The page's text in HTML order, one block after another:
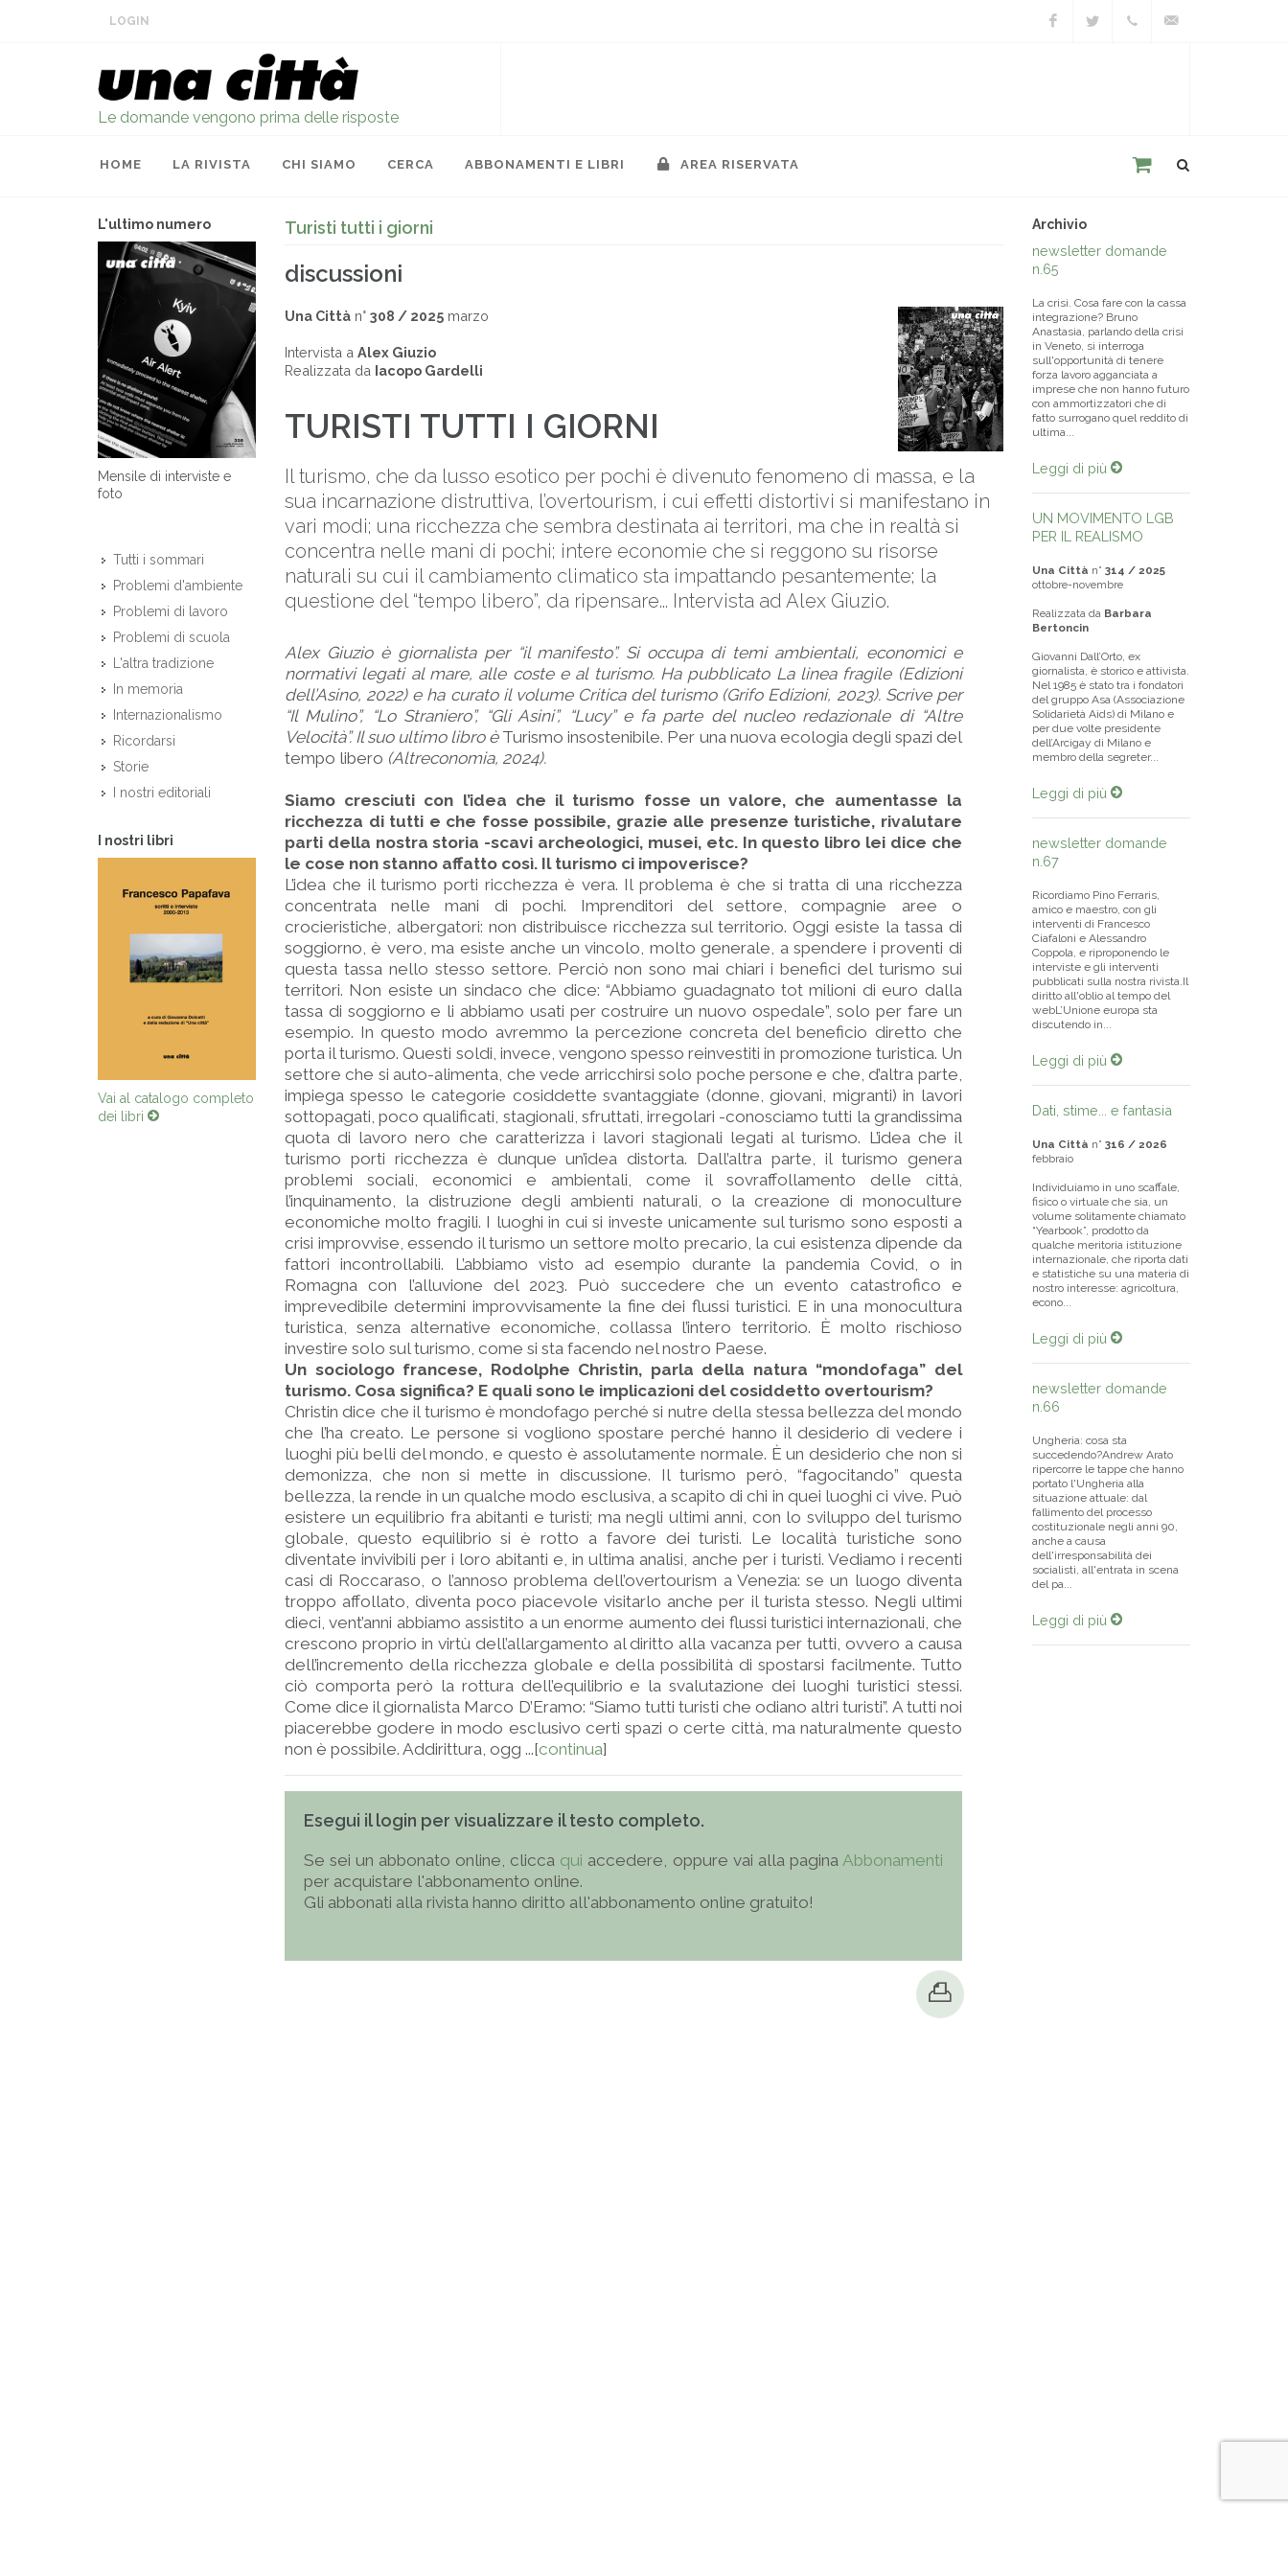
LOGIN
Le domande vengono prima delle risposte
HOME LA RIVISTA CHI SIAMO CERCA ABBONAMENTI E LIBRI AREA RISERVATA
L'ultimo numero
Mensile di interviste e
foto
Tutti i sommari
Problemi d'ambiente
Problemi di lavoro
Problemi di scuola
L'altra tradizione
In memoria
Internazionalismo
Ricordarsi
Storie
I nostri editoriali
I nostri libri
Vai al catalogo completo
dei libri
Turisti tutti i giorni
discussioni
Una Città n° 308 / 2025 marzo
Intervista a Alex Giuzio
Realizzata da Iacopo Gardelli
TURISTI TUTTI I GIORNI
Il turismo, che da lusso esotico per pochi è divenuto fenomeno di massa, e la
sua incarnazione distruttiva, l’overtourism, i cui effetti distortivi si manifestano in
vari modi; una ricchezza che sembra destinata ai territori, ma che in realtà si
concentra nelle mani di pochi; intere economie che si reggono su risorse
naturali su cui il cambiamento climatico sta impattando pesantemente; la
questione del “tempo libero”, da ripensare... Intervista ad Alex Giuzio.
Alex Giuzio è giornalista per “il manifesto”. Si occupa di temi ambientali, economici e
normativi legati al mare, alle coste e al turismo. Ha pubblicato La linea fragile (Edizioni
dell’Asino, 2022) e ha curato il volume Critica del turismo (Grifo Edizioni, 2023). Scrive per
“Il Mulino”, “Lo Straniero”, “Gli Asini”, “Lucy” e fa parte del nucleo redazionale di “Altre
Velocità”. Il suo ultimo libro è Turismo insostenibile. Per una nuova ecologia degli spazi del
tempo libero (Altreconomia, 2024).
Siamo cresciuti con l’idea che il turismo fosse un valore, che aumentasse la
ricchezza di tutti e che fosse possibile, grazie alle presenze turistiche, rivalutare
parti della nostra storia -scavi archeologici, musei, etc. In questo libro lei dice che
le cose non stanno affatto così. Il turismo ci impoverisce?
L’idea che il turismo porti ricchezza è vera. Il problema è che si tratta di una ricchezza
concentrata nelle mani di pochi. Imprenditori del settore, compagnie aree o
crocieristiche, albergatori: non distribuisce ricchezza sul territorio. Oggi esiste la tassa di
soggiorno, è vero, ma esiste anche un vincolo, molto generale, a spendere i proventi di
questa tassa nello stesso settore. Perciò non sono mai chiari i benefici del turismo sui
territori. Non esiste un sindaco che dice: “Abbiamo guadagnato tot milioni di euro dalla
tassa di soggiorno e li abbiamo usati per costruire un nuovo ospedale”, solo per fare un
esempio. In questo modo avremmo la percezione concreta del beneficio diretto che
porta il turismo. Questi soldi, invece, vengono spesso reinvestiti in promozione turistica. Un
settore che si auto-alimenta, che vede arricchirsi solo poche persone e che, d’altra parte,
impiega spesso le categorie cosiddette svantaggiate (donne, giovani, migranti) in lavori
sottopagati, poco qualificati, stagionali, sfruttati, irregolari -conosciamo tutti la grandissima
quota di lavoro nero che caratterizza i lavori stagionali legati al turismo. L’idea che il
turismo porti ricchezza è dunque un’idea distorta. Dall’altra parte, il turismo genera
problemi sociali, economici e ambientali, come il sovraffollamento delle città,
l’inquinamento, la distruzione degli ambienti naturali, o la creazione di monoculture
economiche molto fragili. I luoghi in cui si investe unicamente sul turismo sono esposti a
crisi improvvise, essendo il turismo un settore molto precario, la cui esistenza dipende da
fattori incontrollabili. L’abbiamo visto ad esempio durante la pandemia Covid, o in
Romagna con l’alluvione del 2023. Può succedere che un evento catastrofico e
imprevedibile determini improvvisamente la fine dei flussi turistici. E in una monocultura
turistica, senza alternative economiche, collassa l’intero territorio. È molto rischioso
investire solo sul turismo, come si sta facendo nel nostro Paese.
Un sociologo francese, Rodolphe Christin, parla della natura “mondofaga” del
turismo. Cosa significa? E quali sono le implicazioni del cosiddetto overtourism?
Christin dice che il turismo è mondofago perché si nutre della stessa bellezza del mondo
che l’ha creato. Le persone si vogliono spostare perché hanno il desiderio di vedere i
luoghi più belli del mondo, e questo è assolutamente normale. È un desiderio che non si
demonizza, che non si mette in discussione. Il turismo però, “fagocitando” questa
bellezza, la rende in un qualche modo esclusiva, a scapito di chi in quei luoghi ci vive. Può
esistere un equilibrio fra abitanti e turisti; ma negli ultimi anni, con lo sviluppo del turismo
globale, questo equilibrio si è rotto a favore dei turisti. Le località turistiche sono
diventate invivibili per i loro abitanti e, in ultima analisi, anche per i turisti. Vediamo i recenti
casi di Roccaraso, o l’annoso problema dell’overtourism a Venezia: se un luogo diventa
troppo affollato, diventa poco piacevole visitarlo anche per il turista stesso. Negli ultimi
dieci, vent’anni abbiamo assistito a un enorme aumento dei flussi turistici internazionali, che
crescono proprio in virtù dell’allargamento al diritto alla vacanza per tutti, ovvero a causa
dell’incremento della ricchezza globale e della possibilità di spostarsi facilmente. Tutto
ciò comporta però la rottura dell’equilibrio e la svalutazione dei luoghi turistici stessi.
Come dice il giornalista Marco D’Eramo: “Siamo tutti turisti che odiano altri turisti”. A tutti noi
piacerebbe godere in modo esclusivo certi spazi o certe città, ma naturalmente questo
non è possibile. Addirittura, ogg ...[continua]
Esegui il login per visualizzare il testo completo.
Se sei un abbonato online, clicca qui accedere, oppure vai alla pagina Abbonamenti
per acquistare l'abbonamento online.
Gli abbonati alla rivista hanno diritto all'abbonamento online gratuito!
Archivio
newsletter domande
n.65
La crisi. Cosa fare con la cassa
integrazione? Bruno
Anastasia, parlando della crisi
in Veneto, si interroga
sull'opportunità di tenere
forza lavoro agganciata a
imprese che non hanno futuro
con ammortizzatori che di
fatto surrogano quel reddito di
ultima...
Leggi di più
UN MOVIMENTO LGB
PER IL REALISMO
Una Città n° 314 / 2025
ottobre-novembre
Realizzata da Barbara
Bertoncin
Giovanni Dall’Orto, ex
giornalista, è storico e attivista.
Nel 1985 è stato tra i fondatori
del gruppo Asa (Associazione
Solidarietà Aids) di Milano e
per due volte presidente
dell’Arcigay di Milano e
membro della segreter...
Leggi di più
newsletter domande
n.67
Ricordiamo Pino Ferraris,
amico e maestro, con gli
interventi di Francesco
Ciafaloni e Alessandro
Coppola, e riproponendo le
interviste e gli interventi
pubblicati sulla nostra rivista.Il
diritto all'oblio al tempo del
webL’Unione europa sta
discutendo in...
Leggi di più
Dati, stime... e fantasia
Una Città n° 316 / 2026
febbraio
Individuiamo in uno scaffale,
fisico o virtuale che sia, un
volume solitamente chiamato
“Yearbook”, prodotto da
qualche meritoria istituzione
internazionale, che riporta dati
e statistiche su una materia di
nostro interesse: agricoltura,
econo...
Leggi di più
newsletter domande
n.66
Ungheria: cosa sta
succedendo?Andrew Arato
ripercorre le tappe che hanno
portato l'Ungheria alla
situazione attuale: dal
fallimento del processo
costituzionale negli anni 90,
anche a causa
dell'irresponsabilità dei
socialisti, all'entrata in scena
del pa...
Leggi di più